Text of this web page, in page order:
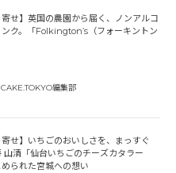
寄せ】英国の農園から届く、ノンアルコ
ンク。「Folkington’s（フォーキントン
CAKE.TOKYO編集部
寄せ】いちごのおいしさを、まっすぐ
山清「仙台いちごのチーズカタラー
られた宮城への想い